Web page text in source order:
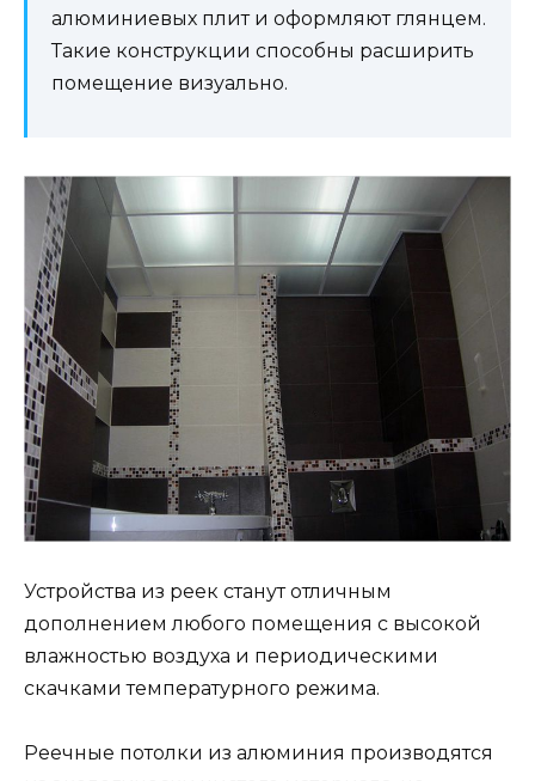
алюминиевых плит и оформляют глянцем.
Такие конструкции способны расширить
помещение визуально.
Устройства из реек станут отличным
дополнением любого помещения с высокой
влажностью воздуха и периодическими
скачками температурного режима.
Реечные потолки из алюминия производятся